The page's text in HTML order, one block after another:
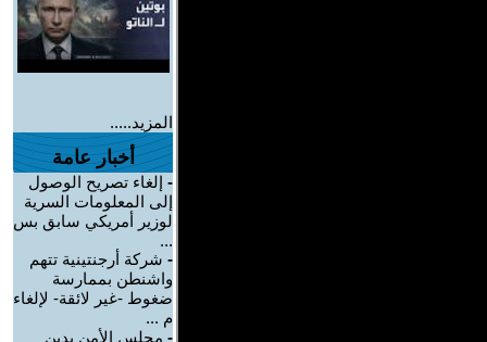
المزيد.....
أخبار عامة
- إلغاء تصريح الوصول
إلى المعلومات السرية
لوزير أمريكي سابق بس
...
- شركة أرجنتينية تتهم
واشنطن بممارسة
ضغوط -غير لائقة- لإلغاء
م ...
- مجلس الأمن يدين